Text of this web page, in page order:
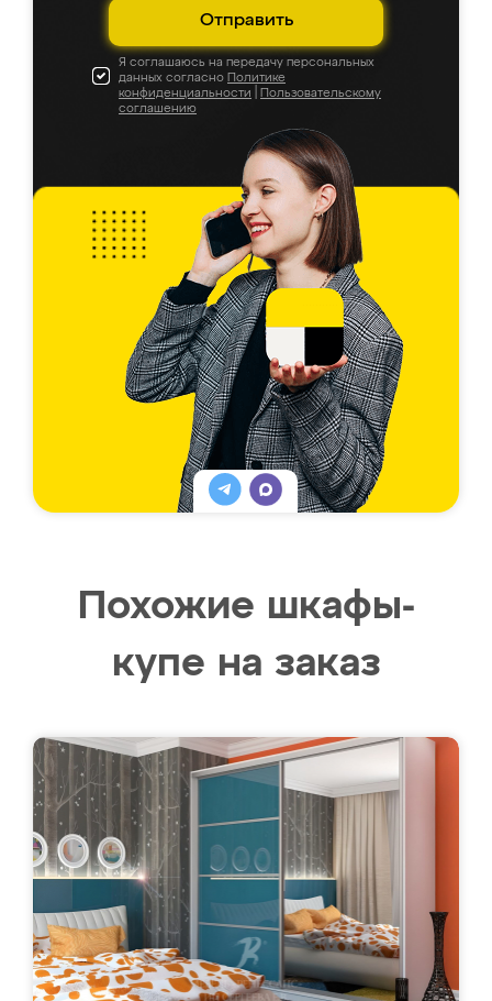
Отправить
Я соглашаюсь на передачу персональных
данных согласно Политике
конфиденциальности
Пользовательскому
соглашению
Похожие шкафы-
купе на заказ